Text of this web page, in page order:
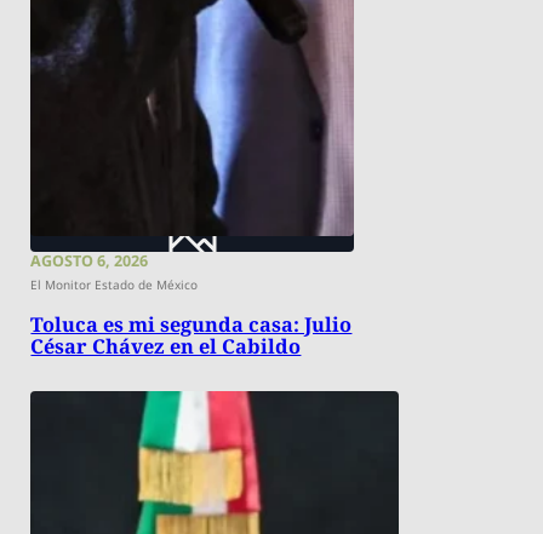
AGOSTO 6, 2026
El Monitor Estado de México
Toluca es mi segunda casa: Julio
César Chávez en el Cabildo